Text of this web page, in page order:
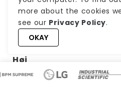
Meget vanskelig (2-4
Risiko for projektfejl
Høj
more about the cookies
see our Privacy Policy.
OKAY